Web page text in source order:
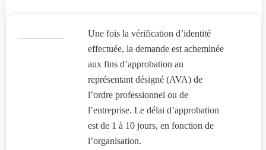
Une fois la vérification d’identité
effectuée, la demande est acheminée
aux fins d’approbation au
représentant désigné (AVA) de
l’ordre professionnel ou de
l’entreprise. Le délai d’approbation
est de 1 à 10 jours, en fonction de
l’organisation.